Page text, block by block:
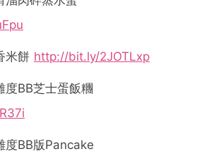
米餅 http://bit.ly/2JOTLxp
BB芝士蛋飯糰
度BB版Pancake